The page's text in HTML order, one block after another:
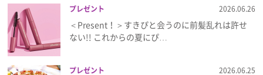
プレゼント 2026.06.26
＜Present！＞すきぴと会うのに前髪乱れは許せ
ない!! これからの夏にぴ…
プレゼント 2026.06.25